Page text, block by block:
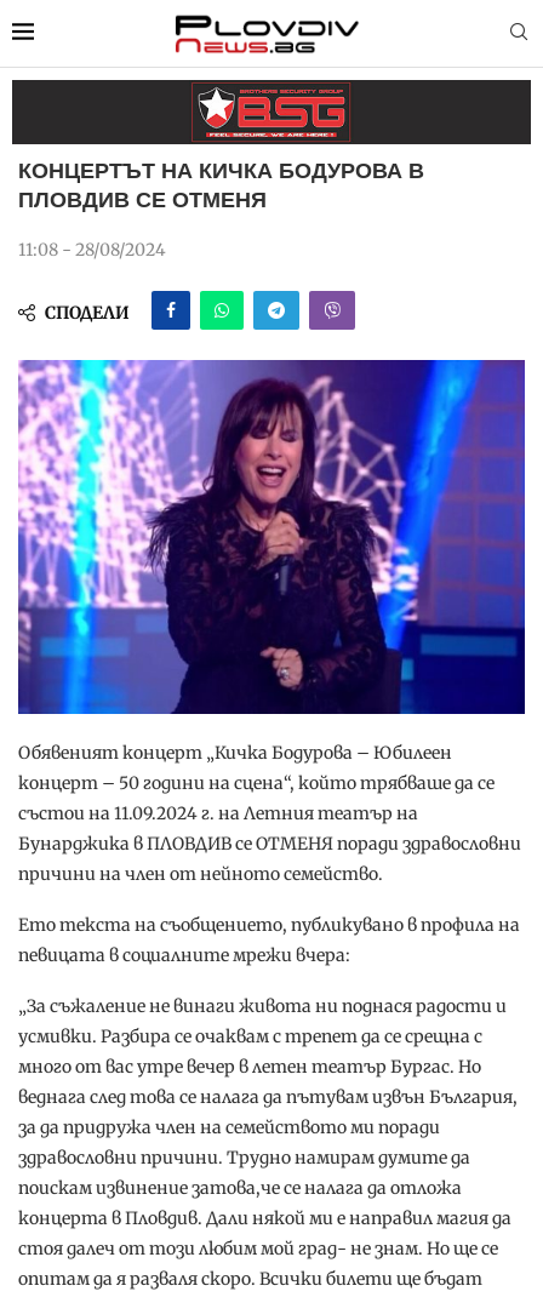
КОНЦЕРТЪТ НА КИЧКА БОДУРОВА В
ПЛОВДИВ СЕ ОТМЕНЯ
11:08 - 28/08/2024
СПОДЕЛИ
Обявеният концерт „Кичка Бодурова – Юбилеен
концерт – 50 години на сцена“, който трябваше да се
състои на 11.09.2024 г. на Летния театър на
Бунарджика в ПЛОВДИВ се ОТМЕНЯ поради здравословни
причини на член от нейното семейство.
Ето текста на съобщението, публикувано в профила на
певицата в социалните мрежи вчера:
„За съжаление не винаги живота ни поднася радости и
усмивки. Разбира се очаквам с трепет да се срещна с
много от вас утре вечер в летен театър Бургас. Но
веднага след това се налага да пътувам извън България,
за да придружа член на семейството ми поради
здравословни причини. Трудно намирам думите да
поискам извинение затова,че се налага да отложа
концерта в Пловдив. Дали някой ми е направил магия да
стоя далеч от този любим мой град- не знам. Но ще се
опитам да я разваля скоро. Всички билети ще бъдат